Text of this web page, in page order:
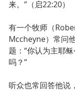
来。”（启22:20）
有一个牧师（
Mccheyne）常问
题：“你认为主耶
吗？”
听众也常回答他说